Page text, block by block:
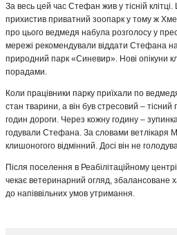
За весь цей час Стефан жив у тісній
прихистив приватний зоопарк у тому ж
про цього ведмедя набула розголосу у
мережі рекомендували віддати Стефана
природний парк «Синевир». Нові опікуни
порадами.
Коли працівники парку приїхали по
стан тварини, а він був стресовий – тісний
годин дороги. Через кожну годину –
годували Стефана. За словами ветлікаря
клишоногого відмінний. Досі він не
Після поселення в Реабілітаційному
чекає ветеринарний огляд, збалансоване
до напіввільних умов утримання.